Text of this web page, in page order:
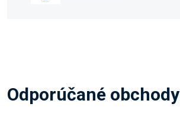
Odporúčané obchody